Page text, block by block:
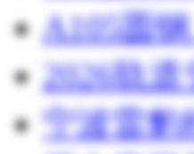
A105圆
2026轨
宁波雷豹